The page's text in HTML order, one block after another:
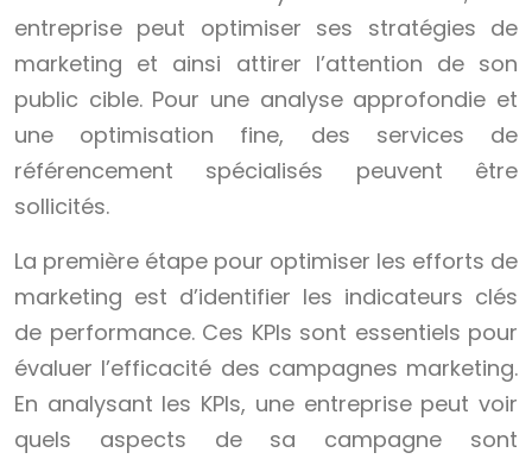
entreprise peut optimiser ses stratégies de
marketing et ainsi attirer l’attention de son
public cible. Pour une analyse approfondie et
une optimisation fine, des services de
référencement spécialisés peuvent être
sollicités.
La première étape pour optimiser les efforts de
marketing est d’identifier les indicateurs clés
de performance. Ces KPIs sont essentiels pour
évaluer l’efficacité des campagnes marketing.
En analysant les KPIs, une entreprise peut voir
quels aspects de sa campagne sont